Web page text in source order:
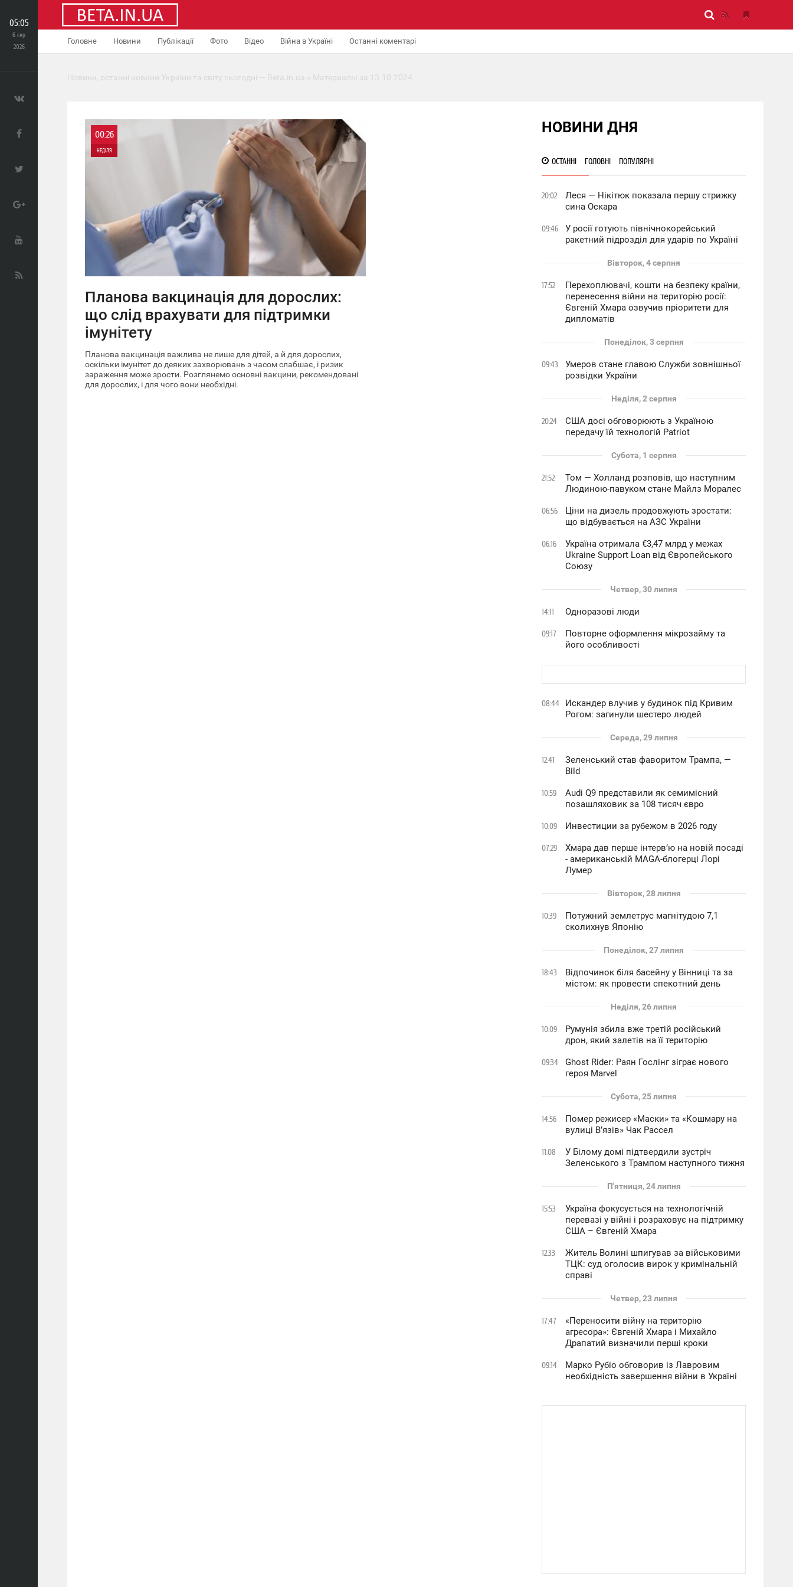
Головне Новини Публікації Фото Відео Війна в Україні Останні коментарі
05:05
6 сер
2026
Новини, останні новини України та світу сьогодні — Beta.in.ua » Материалы за 13.10.2024
00:26
НЕДІЛЯ
Планова вакцинація для дорослих:
що слід врахувати для підтримки
імунітету
Планова вакцинація важлива не лише для дітей, а й для дорослих,
оскільки імунітет до деяких захворювань з часом слабшає, і ризик
зараження може зрости. Розглянемо основні вакцини, рекомендовані
для дорослих, і для чого вони необхідні.
НОВИНИ ДНЯ
ОСТАННІ ГОЛОВНІ ПОПУЛЯРНІ
20:02
Леся — Нікітюк показала першу стрижку
сина Оскара
09:46
У росії готують північнокорейський
ракетний підрозділ для ударів по Україні
Вівторок, 4 серпня
17:52
Перехоплювачі, кошти на безпеку країни,
перенесення війни на територію росії:
Євгеній Хмара озвучив пріоритети для
дипломатів
Понеділок, 3 серпня
09:43
Умеров стане главою Служби зовнішньої
розвідки України
Неділя, 2 серпня
20:24
США досі обговорюють з Україною
передачу їй технологій Patriot
Субота, 1 серпня
21:52
Том — Холланд розповів, що наступним
Людиною-павуком стане Майлз Моралес
06:56
Ціни на дизель продовжують зростати:
що відбувається на АЗС України
06:16
Україна отримала €3,47 млрд у межах
Ukraine Support Loan від Європейського
Союзу
Четвер, 30 липня
14:11 Одноразові люди
09:17
Повторне оформлення мікрозайму та
його особливості
08:44
Искандер влучив у будинок під Кривим
Рогом: загинули шестеро людей
Середа, 29 липня
12:41
Зеленський став фаворитом Трампа, —
Bild
10:59
Audi Q9 представили як семимісний
позашляховик за 108 тисяч євро
10:09 Инвестиции за рубежом в 2026 году
07:29
Хмара дав перше інтервʼю на новій посаді
- американській MAGA-блогерці Лорі
Лумер
Вівторок, 28 липня
10:39
Потужний землетрус магнітудою 7,1
сколихнув Японію
Понеділок, 27 липня
18:43
Відпочинок біля басейну у Вінниці та за
містом: як провести спекотний день
Неділя, 26 липня
10:09
Румунія збила вже третій російський
дрон, який залетів на її територію
09:34
Ghost Rider: Раян Гослінг зіграє нового
героя Marvel
Субота, 25 липня
14:56
Помер режисер «Маски» та «Кошмару на
вулиці В’язів» Чак Рассел
11:08
У Білому домі підтвердили зустріч
Зеленського з Трампом наступного тижня
П'ятниця, 24 липня
15:53
Україна фокусується на технологічній
перевазі у війні і розраховує на підтримку
США – Євгеній Хмара
12:33
Житель Волині шпигував за військовими
ТЦК: суд оголосив вирок у кримінальній
справі
Четвер, 23 липня
17:47
«Переносити війну на територію
агресора»: Євгеній Хмара і Михайло
Драпатий визначили перші кроки
09:14
Марко Рубіо обговорив із Лавровим
необхідність завершення війни в Україні